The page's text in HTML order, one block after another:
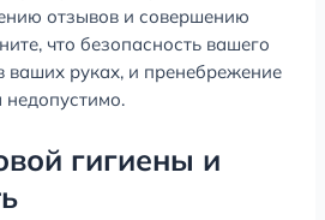
отзывов и совершению
что безопасность вашего
ваших руках, и пренебрежение
гигиены и